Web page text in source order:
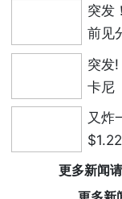
突发
前见
突发
卡尼
又炸
更多新闻